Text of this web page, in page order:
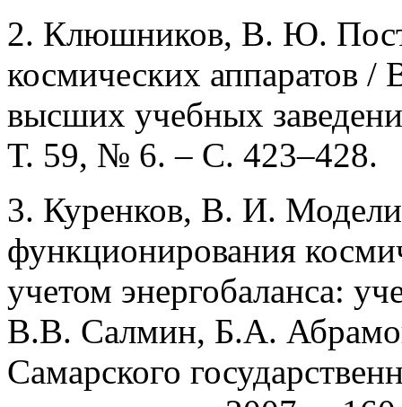
2. Клюшников, В. Ю.
космических аппаратов
высших учебных
Т. 59, № 6. – С. 423–428.
3. Куренков, В. И.
функционирования
учетом энергобаланса:
В.В. Салмин, Б.А.
Самарского